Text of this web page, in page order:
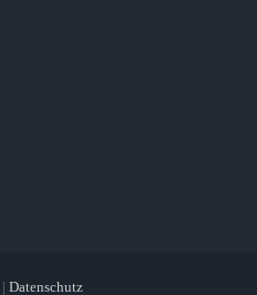
| Datenschutz